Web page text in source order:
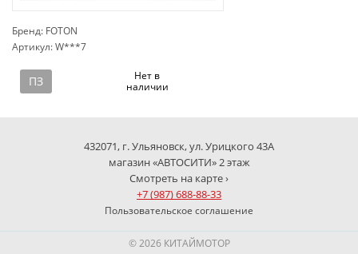
Бренд: FOTON
Артикул: W***7
ПЗ
Нет в
наличии
432071, г. Ульяновск, ул. Урицкого 43А
магазин «АВТОСИТИ» 2 этаж
Смотреть на карте ›
+7 (987) 688-88-33
Пользовательское соглашение
© 2026 КИТАЙМОТОР